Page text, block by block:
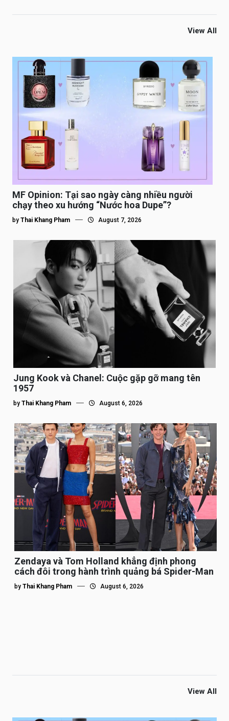
View All
MF Opinion: Tại sao ngày càng nhiều người
chạy theo xu hướng “Nước hoa Dupe”?
by Thai Khang Pham August 7, 2026
Jung Kook và Chanel: Cuộc gặp gỡ mang tên
1957
by Thai Khang Pham August 6, 2026
Zendaya và Tom Holland khẳng định phong
cách đôi trong hành trình quảng bá Spider-Man
by Thai Khang Pham August 6, 2026
View All